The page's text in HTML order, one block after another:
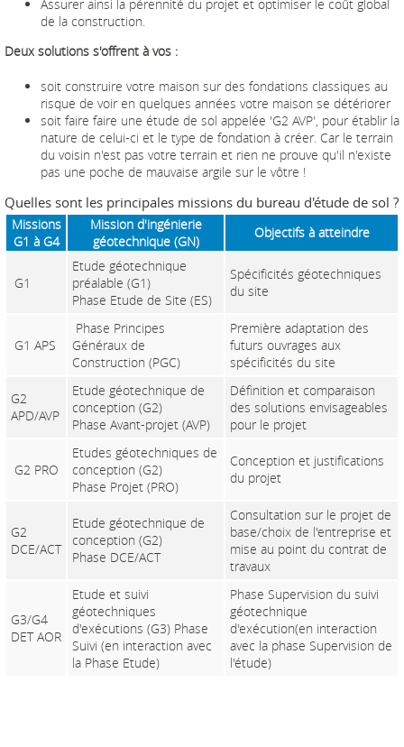
Assurer ainsi la pérennité du projet et optimiser le coût global
de la construction.
Deux solutions s'offrent à vos :
soit construire votre maison sur des fondations classiques au
risque de voir en quelques années votre maison se détériorer
soit faire faire une étude de sol appelée 'G2 AVP', pour établir la
nature de celui-ci et le type de fondation à créer. Car le terrain
du voisin n'est pas votre terrain et rien ne prouve qu'il n'existe
pas une poche de mauvaise argile sur le vôtre !
Quelles sont les principales missions du bureau d'étude de sol ?
Missions
G1 à G4
Mission d'ingénierie
géotechnique (GN)
Objectifs à atteindre
G1
Etude géotechnique
préalable (G1)
Phase Etude de Site (ES)
Spécificités géotechniques
du site
G1 APS
Phase Principes
Généraux de
Construction (PGC)
Première adaptation des
futurs ouvrages aux
spécificités du site
G2
APD/AVP
Etude géotechnique de
conception (G2)
Phase Avant-projet (AVP)
Définition et comparaison
des solutions envisageables
pour le projet
G2 PRO
Etudes géotechniques de
conception (G2)
Phase Projet (PRO)
Conception et justifications
du projet
G2
DCE/ACT
Etude géotechnique de
conception (G2)
Phase DCE/ACT
Consultation sur le projet de
base/choix de l'entreprise et
mise au point du contrat de
travaux
G3/G4
DET AOR
Etude et suivi
géotechniques
d'exécutions (G3) Phase
Suivi (en interaction avec
la Phase Etude)
Phase Supervision du suivi
géotechnique
d'exécution(en interaction
avec la phase Supervision de
l'étude)